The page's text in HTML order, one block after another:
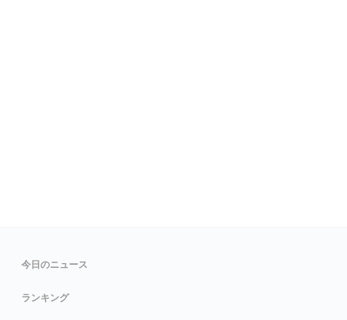
今日のニュース
ランキング